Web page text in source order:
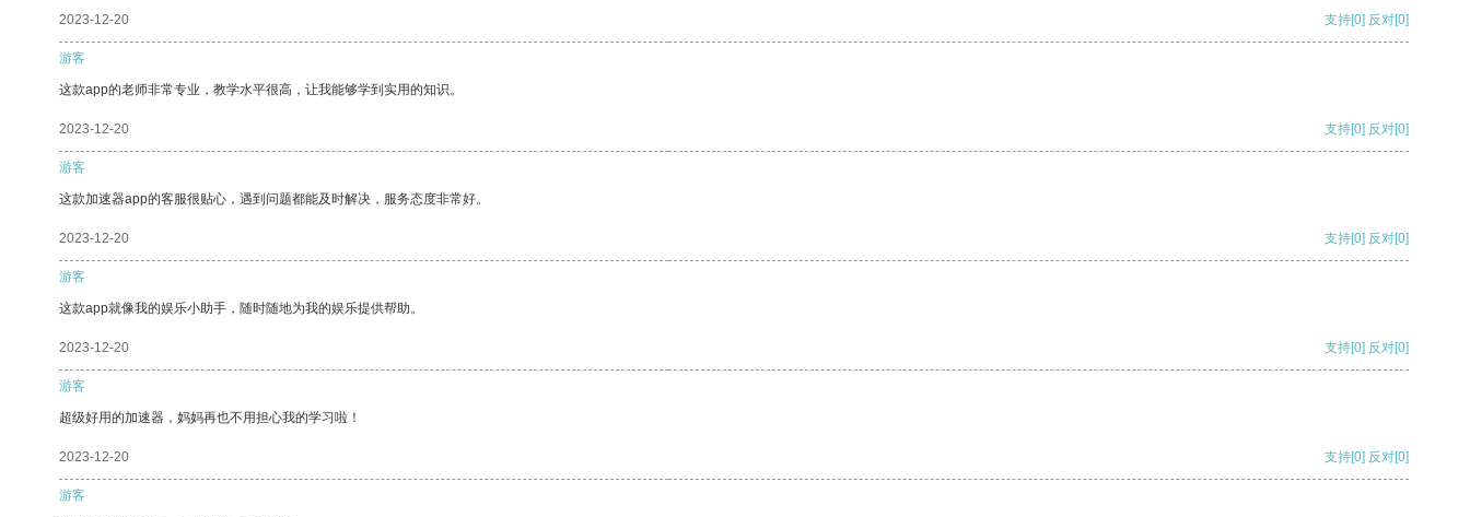
2023-12-20 支持[0] 反对[0]
游客
这款app的老师非常专业，教学水平很高，让我能够学到实用的知识。
2023-12-20 支持[0] 反对[0]
游客
这款加速器app的客服很贴心，遇到问题都能及时解决，服务态度非常好。
2023-12-20 支持[0] 反对[0]
游客
这款app就像我的娱乐小助手，随时随地为我的娱乐提供帮助。
2023-12-20 支持[0] 反对[0]
游客
超级好用的加速器，妈妈再也不用担心我的学习啦！
2023-12-20 支持[0] 反对[0]
游客